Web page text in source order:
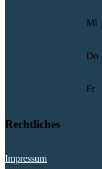
Mi
Do
Fr
Rechtliches
Impressum